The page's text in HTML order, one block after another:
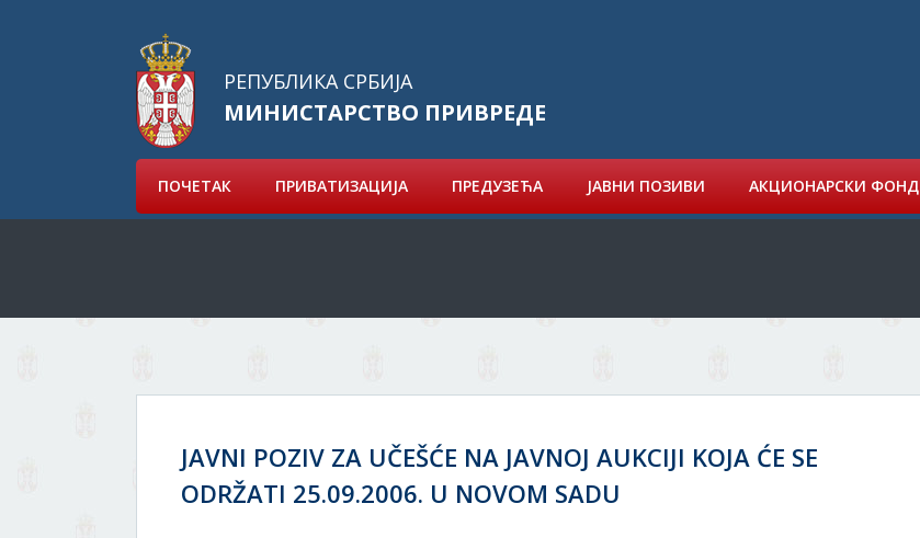
РЕПУБЛИКА СРБИЈА
МИНИСТАРСТВО ПРИВРЕДЕ
ПОЧЕТАК ПРИВАТИЗАЦИЈА ПРЕДУЗЕЋА ЈАВНИ ПОЗИВИ АКЦИОНАРСКИ ФОНД
JAVNI POZIV ZA UČEŠĆE NA JAVNOJ AUKCIJI KOJA ĆE SE
ODRŽATI 25.09.2006. U NOVOM SADU